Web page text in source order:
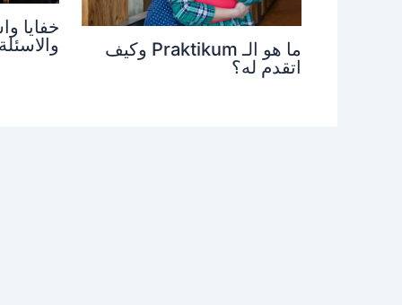
ما هو الـ Praktikum وكيف
اتقدم له؟
خفايا